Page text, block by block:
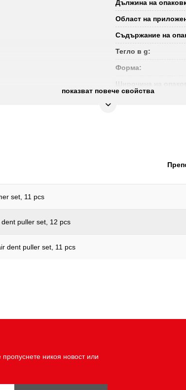
Дължина на
Област на
Съдържание на
Тегло в g:
Форма:
Широчина на
показват повече свойства
set, 11 pcs
puller set, 12 pcs
dent puller set, 11 pcs
никоя новост или